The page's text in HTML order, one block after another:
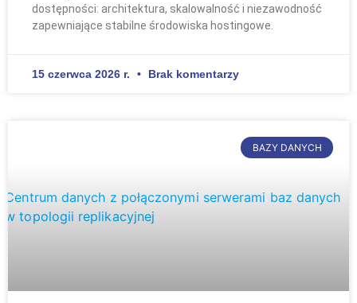
dostępności: architektura, skalowalność i niezawodność
zapewniające stabilne środowiska hostingowe.
15 czerwca 2026 r. Brak komentarzy
BAZY DANYCH